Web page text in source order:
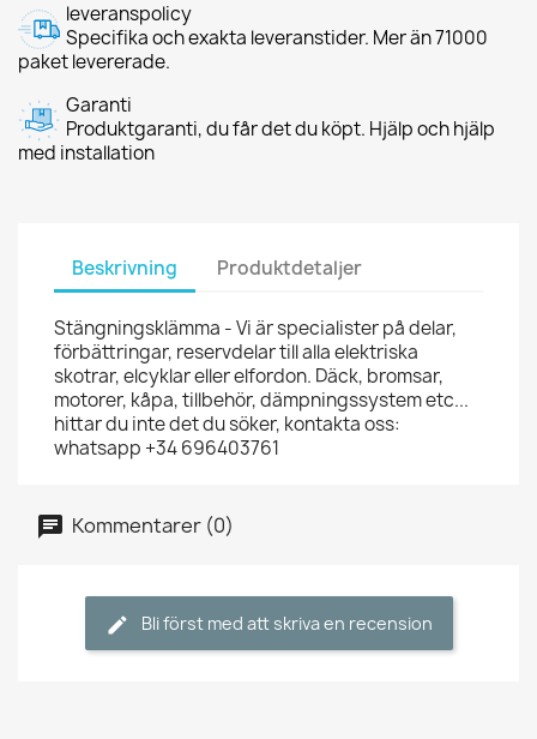
leveranspolicy
Specifika och exakta leveranstider. Mer än 71000
paket levererade.
Garanti
Produktgaranti, du får det du köpt. Hjälp och hjälp
med installation
Beskrivning Produktdetaljer
Stängningsklämma - Vi är specialister på delar,
förbättringar, reservdelar till alla elektriska
skotrar, elcyklar eller elfordon. Däck, bromsar,
motorer, kåpa, tillbehör, dämpningssystem etc...
hittar du inte det du söker, kontakta oss:
whatsapp +34 696403761
Kommentarer (0)
Bli först med att skriva en recension